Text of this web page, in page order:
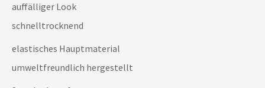
auffälliger Look
schnelltrocknend
elastisches Hauptmaterial
umweltfreundlich hergestellt